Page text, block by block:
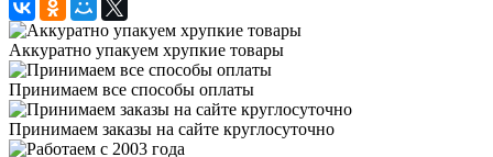
Аккуратно упакуем хрупкие товары
Принимаем все способы оплаты
Принимаем заказы на сайте круглосуточно